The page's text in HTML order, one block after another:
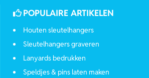
POPULAIRE ARTIKELEN
Houten sleutelhangers
Sleutelhangers graveren
Lanyards bedrukken
Speldjes & pins laten maken